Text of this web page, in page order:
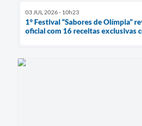
03 JUL 2026 - 10h23
1° Festival “Sabores de Olímpia”
oficial com 16 receitas exclusivas